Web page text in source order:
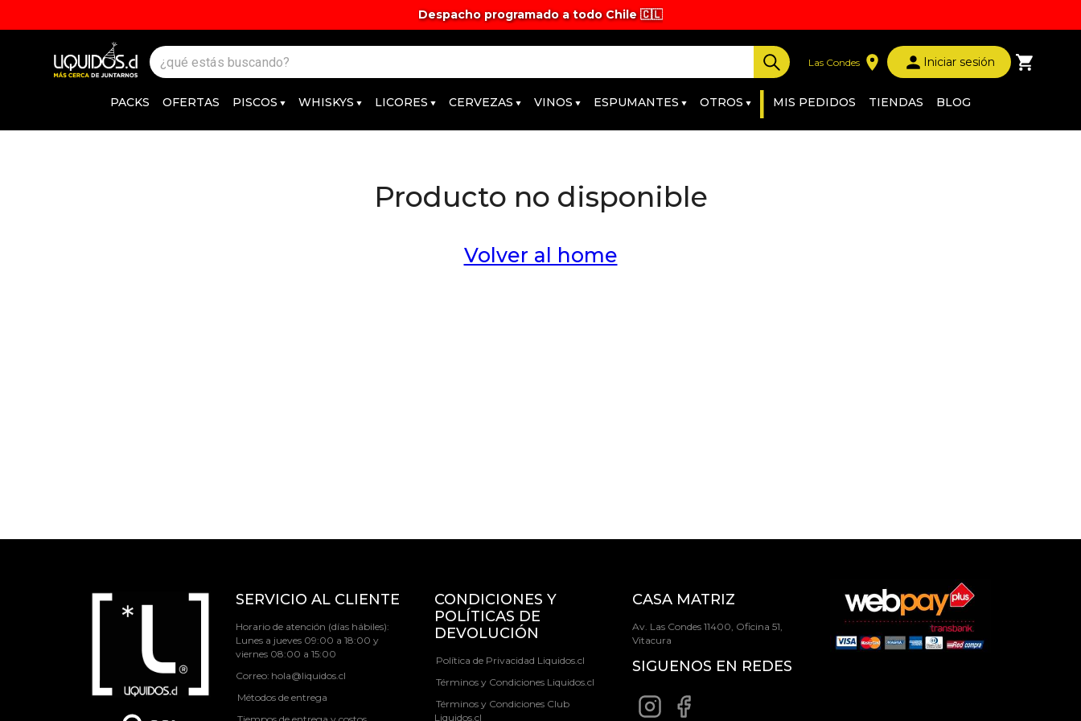
Despacho programado a todo Chile 🇨🇱
Las Condes Iniciar sesión
PACKS OFERTAS PISCOS WHISKYS LICORES CERVEZAS VINOS ESPUMANTES OTROS | MIS PEDIDOS TIENDAS BLOG
Producto no disponible
Volver al home
SERVICIO AL CLIENTE
Horario de atención (días hábiles):
Lunes a jueves 09:00 a 18:00 y
viernes 08:00 a 15:00
Correo: hola@liquidos.cl
Métodos de entrega
CONDICIONES Y
POLÍTICAS DE
DEVOLUCIÓN
Política de Privacidad Liquidos.cl
Términos y Condiciones Liquidos.cl
Términos y Condiciones Club
Liquidos.cl
CASA MATRIZ
Av. Las Condes 11400, Oficina 51,
Vitacura
SIGUENOS EN REDES